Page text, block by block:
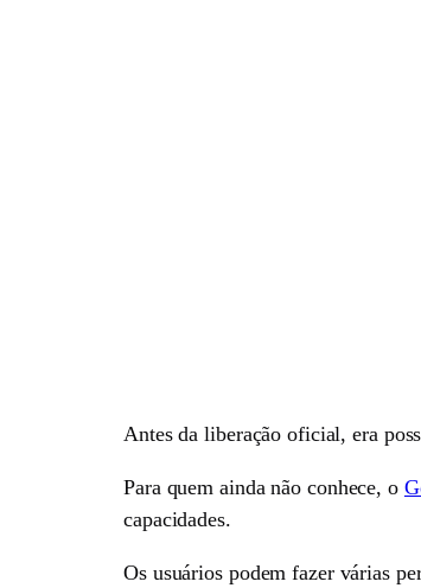
Antes da liberação oficial, era
Para quem ainda não conhece, o
capacidades.
Os usuários podem fazer várias